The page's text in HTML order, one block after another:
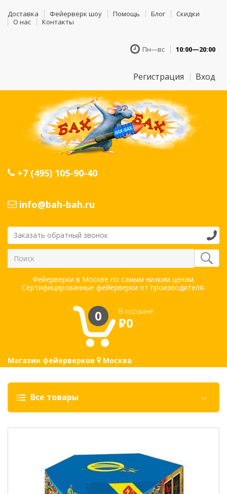
Доставка Фейерверк шоу Помощь Блог
Скидки
О нас
Контакты
Пн—вс 10:00—20:00
Регистрация Вход
+7 (495) 105-90-40
info@bah-bah.ru
Заказать обратный звонок
Фейерверки в Москве по самым низким ценам.
Сертифицированные фейерверки от производителя.
0 В корзине:
Р0
Магазин фейерверков Москва
Все товары